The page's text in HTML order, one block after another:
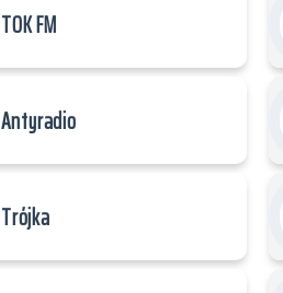
TOK FM
Antyradio
Trójka